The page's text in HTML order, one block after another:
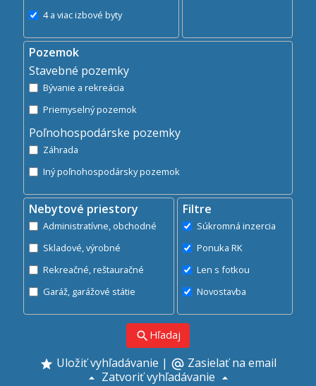
4 a viac izbové byty
Pozemok
Stavebné pozemky
Bývanie a rekreácia
Priemyselný pozemok
Poľnohospodárske pozemky
Záhrada
Iný poľnohospodársky pozemok
Nebytové priestory
Administratívne, obchodné
Skladové, výrobné
Rekreačné, reštauračné
Garáž, garážové státie
Filtre
Súkromná inzercia
Ponuka RK
Len s fotkou
Novostavba
search Hľadaj
Uložiť vyhľadávanie | alternate_email Zasielať na email
Zatvoriť vyhľadávanie